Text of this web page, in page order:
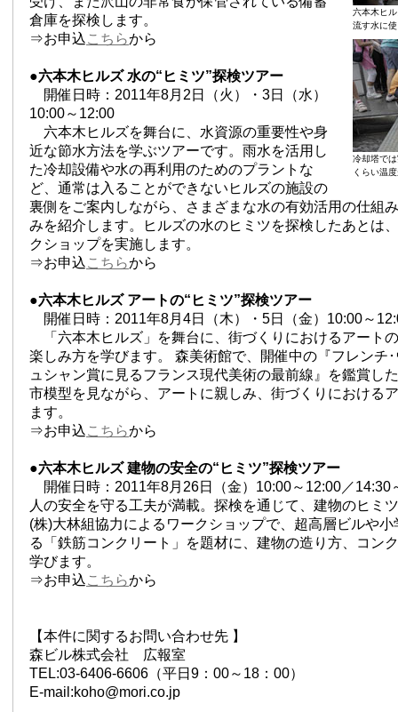
六本木ヒ
流す水に
冷却塔で
くらい温
倉庫を探検します。
⇒お申込こちらから
●六本木ヒルズ 水の“ヒミツ”探検ツアー
開催日時：2011年8月2日（火）・3日（水）
10:00～12:00
六本木ヒルズを舞台に、水資源の重要性や身
近な節水方法を学ぶツアーです。雨水を活用し
た冷却設備や水の再利用のためのプラントな
ど、通常は入ることができないヒルズの施設の
裏側をご案内しながら、さまざまな水の有効活用の仕組
みを紹介します。ヒルズの水のヒミツを探検したあとは
クショップを実施します。
⇒お申込こちらから
●六本木ヒルズ アートの“ヒミツ”探検ツアー
開催日時：2011年8月4日（木）・5日（金）10:00～
「六本木ヒルズ」を舞台に、街づくりにおけるアート
楽しみ方を学びます。 森美術館で、開催中の『フレンチ
ュシャン賞に見るフランス現代美術の最前線』を鑑賞し
市模型を見ながら、アートに親しみ、街づくりにおける
ます。
⇒お申込こちらから
●六本木ヒルズ 建物の安全の“ヒミツ”探検ツアー
開催日時：2011年8月26日（金）10:00～12:00／14:30
人の安全を守る工夫が満載。探検を通じて、建物のヒミ
(株)大林組協力によるワークショップで、超高層ビルや
る「鉄筋コンクリート」を題材に、建物の造り方、コン
学びます。
⇒お申込こちらから
【本件に関するお問い合わせ先 】
森ビル株式会社 広報室
TEL:03-6406-6606（平日9：00～18：00）
E-mail:koho@mori.co.jp